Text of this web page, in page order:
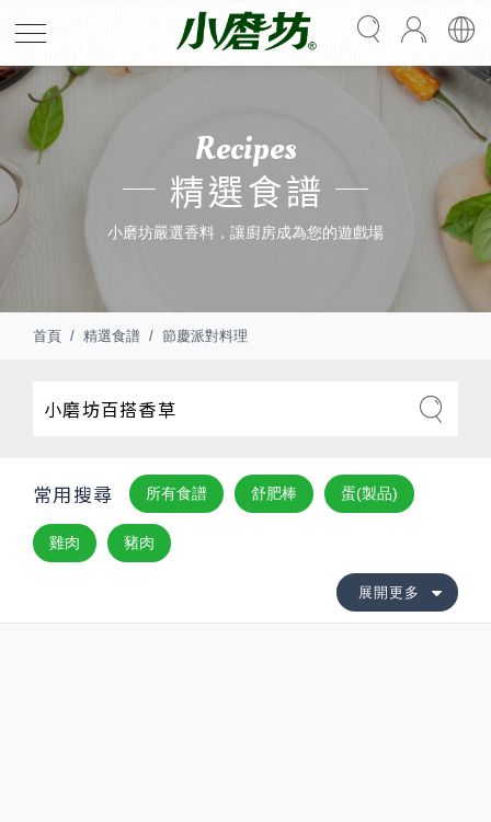
Recipes
精選食譜
小磨坊嚴選香料，讓廚房成為您的遊戲場
首頁 精選食譜 節慶派對料理
常用搜尋 所有食譜 舒肥棒 蛋(製品)
雞肉 豬肉
展開更多